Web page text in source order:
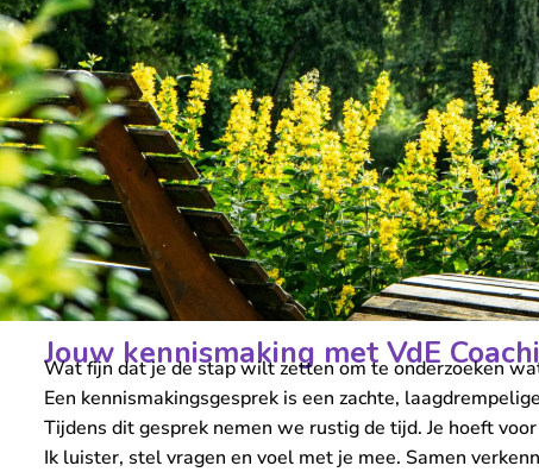
Jouw kennismaking met VdE
Wat fijn dat je de stap wilt zetten om te onderzoeken
Een kennismakingsgesprek is een zachte,
Tijdens dit gesprek nemen we rustig de tijd. Je hoeft
Ik luister, stel vragen en voel met je mee. Samen